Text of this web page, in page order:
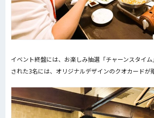
イベント終盤には、お楽しみ抽選「チャーンスタイ
された3名には、オリジナルデザインのクオカードが